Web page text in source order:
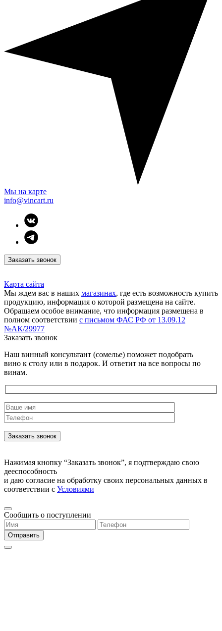
Мы на карте
info@vincart.ru
Заказать звонок
Карта сайта
Мы ждем вас в наших магазинах, где есть возможность купить
продукцию, информация о которой размещена на сайте.
Обращаем особое внимание, что информация размещена в
полном соответствии с письмом ФАС РФ от 13.09.12
№АК/29977
Заказать звонок
Наш винный консультант (сомелье) поможет подобрать
вино к столу или в подарок. И ответит на все вопросы по
винам.
Нажимая кнопку “Заказать звонок”, я подтверждаю свою
дееспособность
и даю согласие на обработку своих персональных данных в
соответствии с Условиями
Сообщить о поступлении